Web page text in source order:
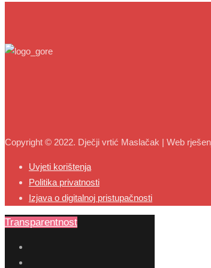
Copyright © 2022. Dječji vrtić Maslačak | Web
Uvjeti korištenja
Politika privatnosti
Izjava o digitalnoj pristupačnosti
Transparentnost